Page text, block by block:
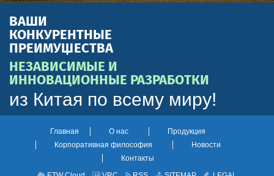
ВАШИ
КОНКУРЕНТНЫЕ
ПРЕИМУЩЕСТВА
НЕЗАВИСИМЫЕ И
ИННОВАЦИОННЫЕ РАЗРАБОТКИ
из Китая по всему миру!
Главная О нас
Продукция
Корпоративная философия
Новости
Контакты